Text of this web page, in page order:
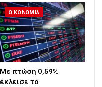
ΟΙΚΟΝΟΜΙΑ
Με πτώση 0,59%
έκλεισε το